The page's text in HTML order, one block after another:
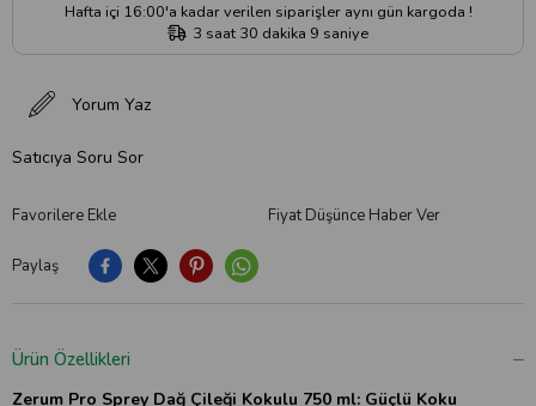
Paylaş
Favorilere Ekle Fiyat Düşünce Haber Ver
Yorum Yaz
Satıcıya Soru Sor
Hafta içi 16:00'a kadar verilen siparişler aynı gün kargoda !
3 saat 30 dakika 8 saniye
Ürün Özellikleri
Zerum Pro Sprey Dağ Çileği Kokulu 750 ml: Güçlü Koku